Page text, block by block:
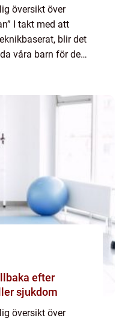
översikt över
I takt med att
blir det
våra barn för den
sjukdom
översikt över